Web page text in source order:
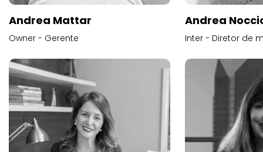
Andrea Mattar
Owner - Gerente
Andrea
Inter - Diretor de